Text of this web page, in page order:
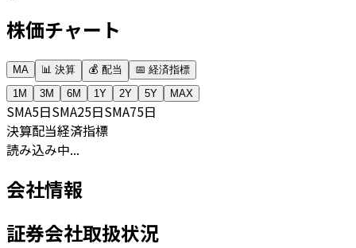
株価チャート
MA 📊 決算 💰 配当
📅 経済指標
1M
3M 6M 1Y 2Y 5Y MAX
SMA5日SMA25日SMA75日
決算配当経済指標
読み込み中...
会社情報
証券会社取扱状況